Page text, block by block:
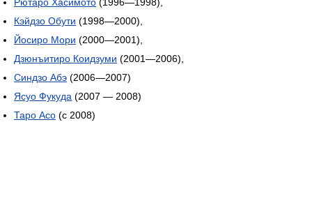
Рютаро Хасимото (1996—1998),
Кэйдзо Обути (1998—2000),
Йосиро Мори (2000—2001),
Дзюнъитиро Коидзуми (2001—2006),
Синдзо Абэ (2006—2007)
Ясуо Фукуда (2007 — 2008)
Таро Асо (с 2008)